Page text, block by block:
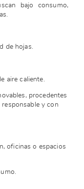
bajo consumo,
de hojas.
aire caliente.
procedentes
y con
oficinas o espacios